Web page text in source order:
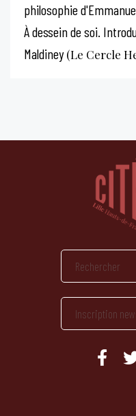
philosophie
À dessein de soi.
Maldiney(Le Cercle